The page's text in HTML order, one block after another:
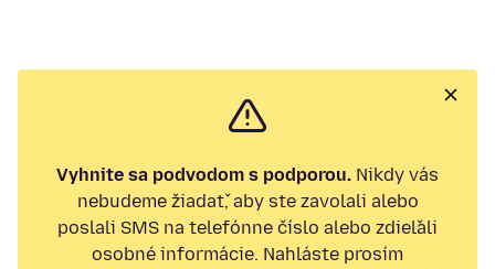
Vyhnite sa podvodom s podporou. Nikdy vás
nebudeme žiadať, aby ste zavolali alebo
poslali SMS na telefónne číslo alebo zdieľali
osobné informácie. Nahláste prosím